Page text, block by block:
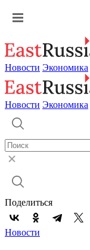
Новости Экономика
Новости Экономика
Поделиться
Новости